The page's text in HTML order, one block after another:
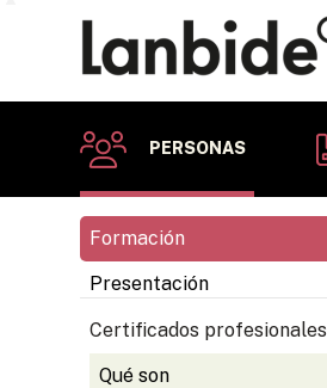
PERSONAS
Formación
Presentación
Certificados profesionales
Qué son